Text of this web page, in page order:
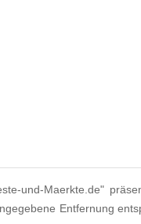
und-Maerkte.de"
Entfernung